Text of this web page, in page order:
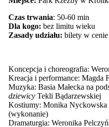
Czas trwania: 50-60 min
Dla kogo: bez limitu wieku
Zasady udziału: bilety w cenie
Koncepcja i choreografia:
Kreacja i performance: Magda
Muzyka: Basia Małecka na
dziewicyTekli Bądarzewskiej
Kostiumy: Monika Nyckowska
(wykonanie)
Dramaturgia: Weronika